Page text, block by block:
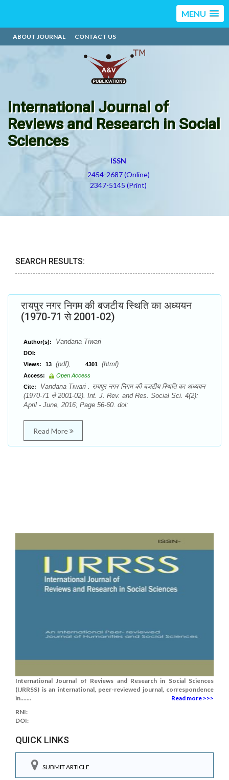
MENU
ABOUT JOURNAL CONTACT US
International Journal of
Reviews and Research in Social
Sciences
ISSN
2454-2687 (Online)
2347-5145 (Print)
SEARCH RESULTS:
रायपुर नगर निगम की बजटीय स्थिति का अध्ययन
(1970-71 से 2001-02)
Author(s): Vandana Tiwari
DOI:
Views:
13 (pdf), 4301 (html)
Access:
Open Access
Cite:
Vandana Tiwari . रायपुर नगर निगम की बजटीय स्थिति का अध्ययन
(1970-71 से 2001-02). Int. J. Rev. and Res. Social Sci. 4(2):
April - June, 2016; Page 56-60. doi:
Read More
International Journal of Reviews and Research in Social Sciences
(IJRRSS) is an international, peer-reviewed journal, correspondence
in.......
Read more >>>
RNI:
DOI:
QUICK LINKS
SUBMIT ARTICLE